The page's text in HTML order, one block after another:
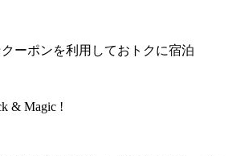
ーポンを利用しておトクに宿泊
& Magic !